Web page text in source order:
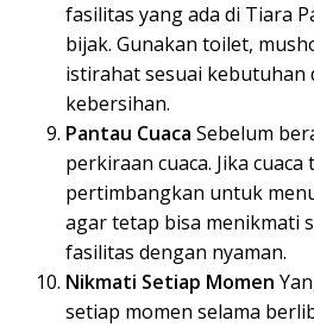
fasilitas yang ada di Tiara
bijak. Gunakan toilet,
istirahat sesuai kebutuhan
kebersihan.
Pantau Cuaca Sebelum
perkiraan cuaca. Jika
pertimbangkan untuk
agar tetap bisa menikmati
fasilitas dengan nyaman.
Nikmati Setiap Momen
setiap momen selama